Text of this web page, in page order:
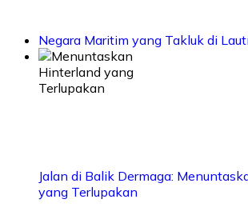
Negara Maritim yang Takluk di
Jalan di Balik Dermaga:
yang Terlupakan